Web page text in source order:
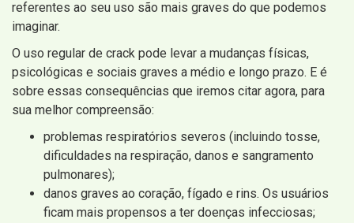
referentes ao seu uso são mais graves do que podemos
imaginar.
O uso regular de crack pode levar a mudanças físicas,
psicológicas e sociais graves a médio e longo prazo. E é
sobre essas consequências que iremos citar agora, para
sua melhor compreensão:
problemas respiratórios severos (incluindo tosse,
dificuldades na respiração, danos e sangramento
pulmonares);
danos graves ao coração, fígado e rins. Os usuários
ficam mais propensos a ter doenças infecciosas;